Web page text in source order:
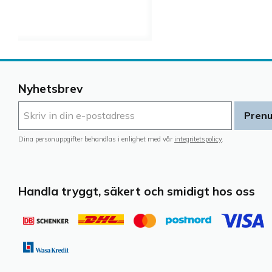
Nyhetsbrev
Dina personuppgifter behandlas i enlighet med vår integritetspolicy.
Handla tryggt, säkert och smidigt hos oss